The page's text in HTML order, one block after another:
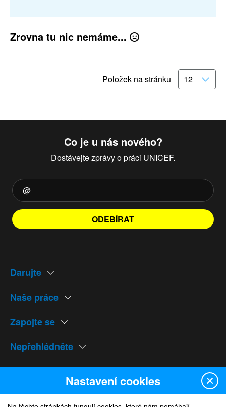
Zrovna tu nic nemáme...
Položek na stránku
Co je u nás nového?
Dostávejte zprávy o práci UNICEF.
ODEBÍRAT
Darujte
Naše práce
Zapojte se
Nepřehlédněte
Naše weby
Nastavení cookies